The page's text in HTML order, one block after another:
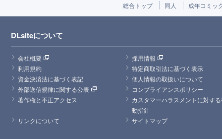
総合トップ 同人 成年コミッ
DLsiteについて
会社概要
採用情報
利用規約
特定商取引法に基づく表示
資金決済法に基づく表記
個人情報の取扱いについて
外部送信規律に関する公表
コンプライアンスポリシー
著作権と不正アクセス
カスタマーハラスメントに対す
動指針
リンクについて
サイトマップ